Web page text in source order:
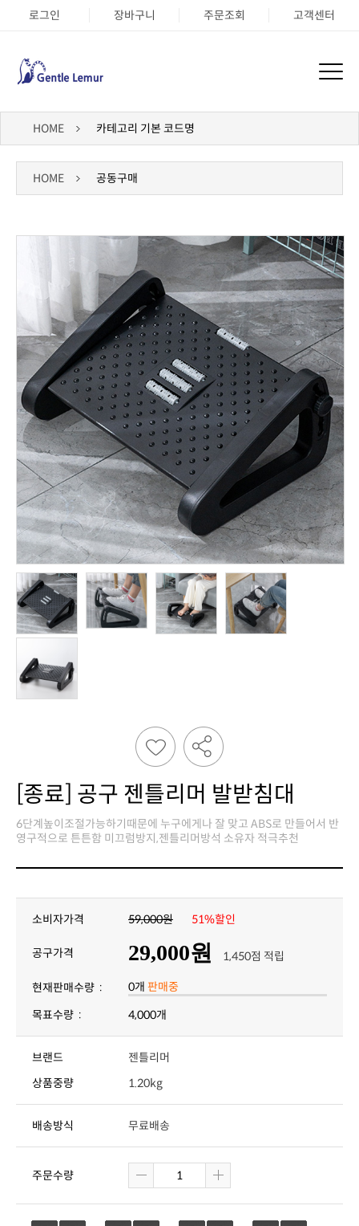
로그인 장바구니 주문조회 고객센터
HOME 카테고리 기본 코드명
HOME 공동구매
[종료] 공구 젠틀리머 발받침대
영구적으로 튼튼함 미끄럼방지,젠틀리머방석 소유자 적극추천
소비자가격 59,000원 51%할인
공구가격 29,000원 1,450점 적립
현재판매수량 : 0개 판매중
목표수량 :
4,000개
브랜드
젠틀리머
상품중량
1.20kg
배송방식 무료배송
주문수량